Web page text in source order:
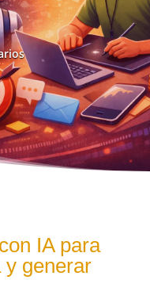
IA para
y generar